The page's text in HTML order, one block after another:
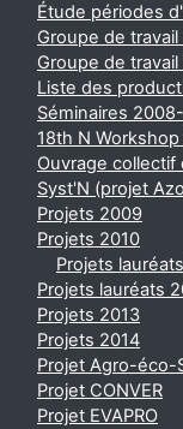
Étude périodes
Groupe de travail
Groupe de travail
Liste des
Séminaires
18th N
Ouvrage
Syst'N (projet
Projets 2009
Projets 2010
Projets
Projets lauréats
Projets 2013
Projets 2014
Projet Agro-éco-
Projet CONVER
Projet EVAPRO